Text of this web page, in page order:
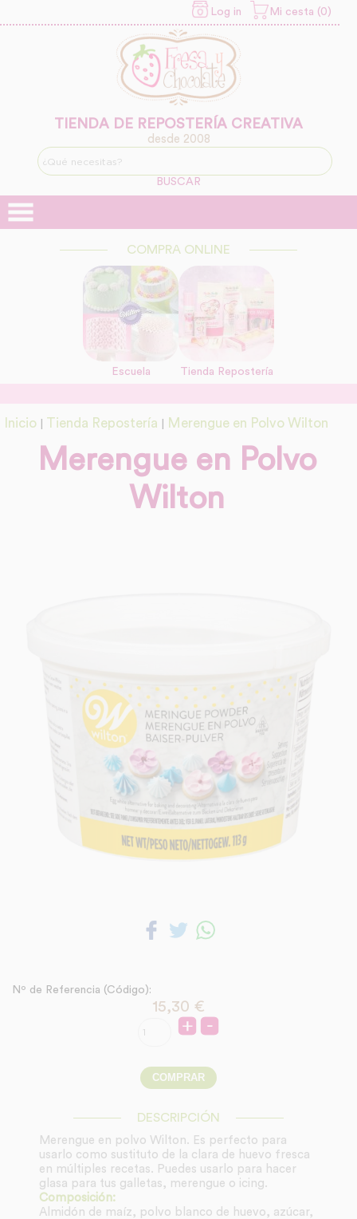
Log in Mi cesta (0)
TIENDA DE REPOSTERÍA CREATIVA
desde 2008
BUSCAR
COMPRA ONLINE
Escuela Tienda Repostería
Inicio Tienda Repostería Merengue en Polvo Wilton
Merengue en Polvo
Wilton
Nº de Referencia (Código):
15,30 €
DESCRIPCIÓN
Merengue en polvo Wilton. Es perfecto para
usarlo como sustituto de la clara de huevo fresca
en múltiples recetas. Puedes usarlo para hacer
glasa para tus galletas, merengue o icing.
Composición:
Almidón de maíz, polvo blanco de huevo, azúcar,
INFORMACION SOBRE LA
PROTECCIÓN DE TUS
Legitimación:
Destinatarios:
link